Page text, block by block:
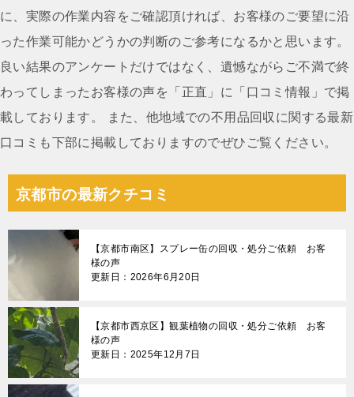
シ
ョ
ン
に、実際の作業内容をご確認頂ければ、お客様のご要望に沿
った作業可能かどうかの判断のご参考になるかと思います。
良い結果のアンケートだけではなく、遺憾ながらご不満で終
わってしまったお客様の声を「正直」に「口コミ情報」で掲
載しております。 また、他地域での不用品回収に関する最新
口コミも下部に掲載しておりますのでぜひご覧ください。
京都市の最新クチコミ
【京都市南区】スプレー缶の回収・処分ご依頼 お客
様の声
更新日：2026年6月20日
【京都市西京区】観葉植物の回収・処分ご依頼 お客
様の声
更新日：2025年12月7日